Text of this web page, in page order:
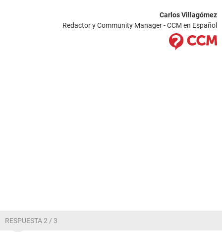
Carlos Villagómez
Redactor y Community Manager - CCM en Español
RESPUESTA 2 / 3